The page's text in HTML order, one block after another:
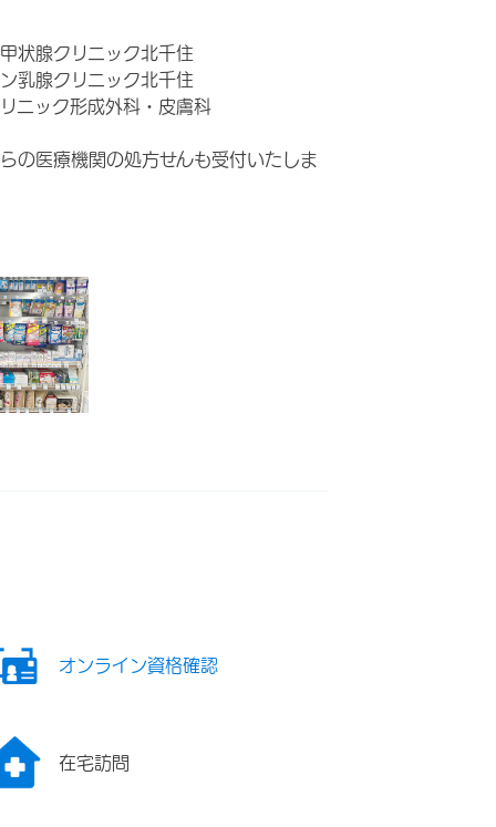
状腺クリニック北千住
乳腺クリニック北千住
ニック形成外科・皮膚科
の医療機関の処方せんも受付いたしま
オンライン資格確認
在宅訪問